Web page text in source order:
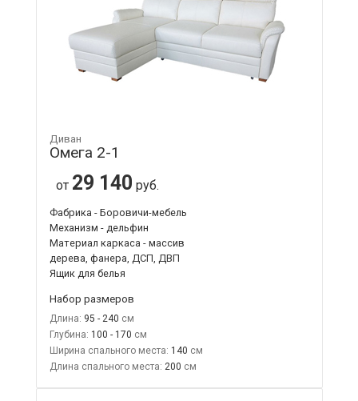
Диван
Омега 2-1
от 29 140 руб.
Фабрика - Боровичи-мебель
Механизм - дельфин
Материал каркаса - массив
дерева, фанера, ДСП, ДВП
Ящик для белья
Набор размеров
Длина: 95 - 240
Глубина: 100 - 170
Ширина спального места: 140
Длина спального места: 200